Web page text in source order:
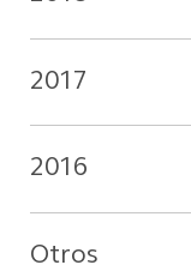
2017
2016
Otros